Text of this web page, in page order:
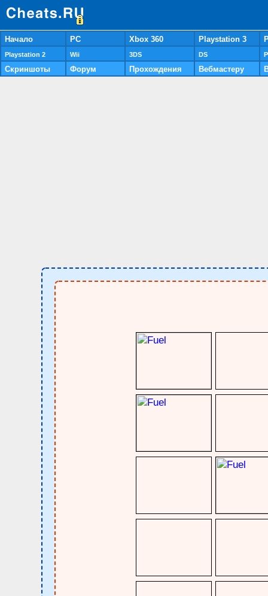
Начало PC Xbox 360 Playstation 3
Playstation 2 Wii 3DS DS
Скриншоты Форум Прохождения Вебмастеру